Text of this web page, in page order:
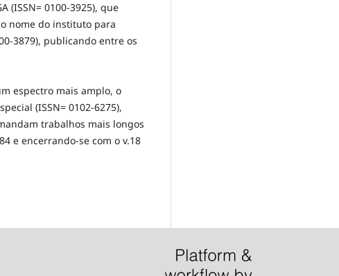
(ISSN= 0100-3925), que
nome do instituto para
3879), publicando entre os
espectro mais amplo, o
(ISSN= 0102-6275),
trabalhos mais longos
e encerrando-se com o v.18